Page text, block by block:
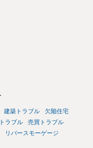
建築トラブル
欠陥住宅
ラブル
売買トラブル
リバースモーゲージ